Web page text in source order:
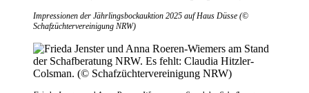
Impressionen der Jährlingsbockauktion 2025 auf Haus Düsse (©
Schafzüchtervereinigung NRW)